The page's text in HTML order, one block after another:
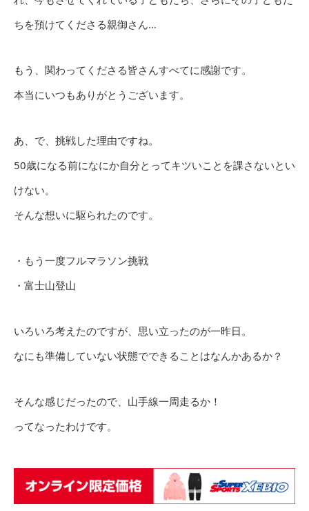
ちを預けてくださる親御さん…
もう、関わってくださる皆さんすべてに感謝です。
本当にいつもありがとうございます。
あ、で、挑戦した理由ですね。
50歳になる前になにか自分とってキツいことを課さないとい
けない。
そんな想いに駆られたのです。
・もう一度フルマラソン挑戦
・富士山登山
いろいろ考えたのですが、思い立ったのが一昨日。
なにも準備していない状態でできることはなんかあるか？
そんな感じだったので、山手線一周走るか！
ってなったわけです。